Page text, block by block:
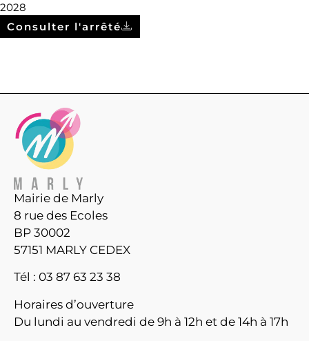
2028
Consulter l'arrêté
Mairie de Marly
8 rue des Ecoles
BP 30002
57151 MARLY CEDEX
Tél : 03 87 63 23 38
Horaires d’ouverture
Du lundi au vendredi de 9h à 12h et de 14h à 17h